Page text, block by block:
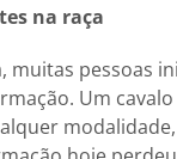
na raça
muitas pessoas
Um